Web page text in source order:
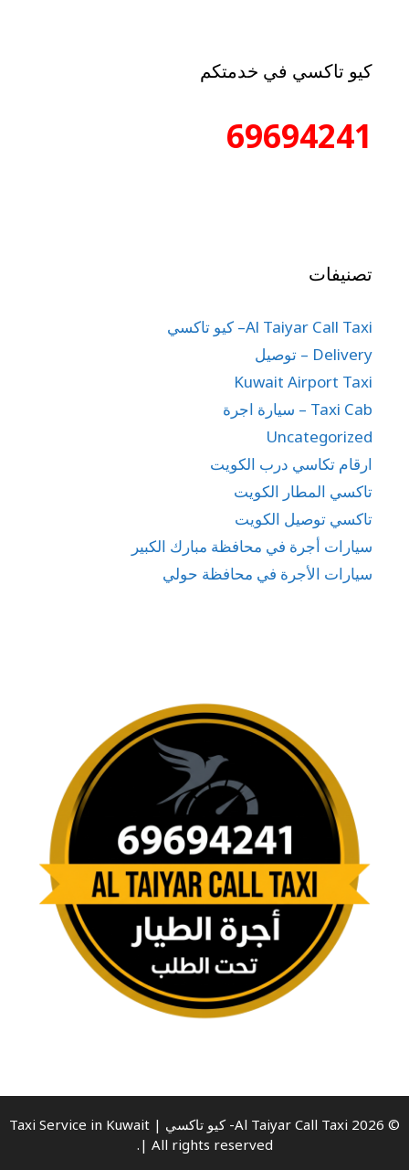
كيو تاكسي في خدمتكم
69694241
تصنيفات
Al Taiyar Call Taxi– كيو تاكسي
Delivery – توصيل
Kuwait Airport Taxi
Taxi Cab – سيارة اجرة
Uncategorized
ارقام تكاسي درب الكويت
تاكسي المطار الكويت
تاكسي توصيل الكويت
سيارات أجرة في محافظة مبارك الكبير
سيارات الأجرة في محافظة حولي
© 2026 Al Taiyar Call Taxi- كيو تاكسي | Taxi Service in Kuwait
| All rights reserved.